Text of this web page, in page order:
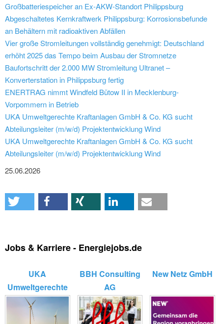
Großbatteriespeicher an Ex-AKW-Standort Philippsburg
Abgeschaltetes Kernkraftwerk Philippsburg: Korrosionsbefunde
an Behältern mit radioaktiven Abfällen
Vier große Stromleitungen vollständig genehmigt: Deutschland
erhöht 2025 das Tempo beim Ausbau der Stromnetze
Baufortschritt der 2.000 MW Stromleitung Ultranet –
Konverterstation in Philippsburg fertig
ENERTRAG nimmt Windfeld Bütow II in Mecklenburg-
Vorpommern in Betrieb
UKA Umweltgerechte Kraftanlagen GmbH & Co. KG sucht
Abteilungsleiter (m/w/d) Projektentwicklung Wind
UKA Umweltgerechte Kraftanlagen GmbH & Co. KG sucht
Abteilungsleiter (m/w/d) Projektentwicklung Wind
25.06.2026
Jobs & Karriere - Energiejobs.de
UKA
Umweltgerechte
Kraftanlagen
GmbH ...
BBH Consulting
AG
New Netz GmbH